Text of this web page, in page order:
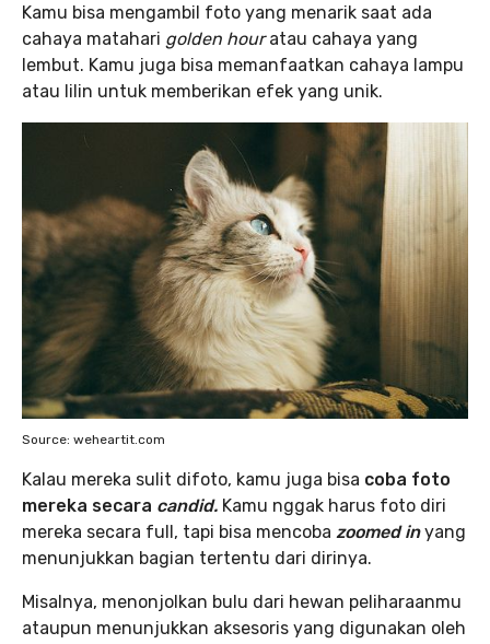
Kamu bisa mengambil foto yang menarik saat ada
cahaya matahari golden houratau cahaya yang
lembut. Kamu juga bisa memanfaatkan cahaya lampu
atau lilin untuk memberikan efek yang unik.
Source: weheartit.com
Kalau mereka sulit difoto, kamu juga bisa coba foto
mereka secara candid. Kamu nggak harus foto diri
mereka secara full, tapi bisa mencoba zoomed in yang
menunjukkan bagian tertentu dari dirinya.
Misalnya, menonjolkan bulu dari hewan peliharaanmu
ataupun menunjukkan aksesoris yang digunakan oleh